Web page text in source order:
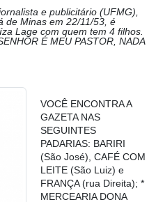
e publicitário (UFMG),
de Minas em 22/11/53, é
Lage com quem tem 4 filhos.
É MEU PASTOR, NADA
VOCÊ ENCONTRA A
GAZETA NAS
SEGUINTES
PADARIAS: BARIRI
(São José), CAFÉ COM
LEITE (São Luiz) e
FRANÇA (rua Direita); *
MERCEARIA DONA